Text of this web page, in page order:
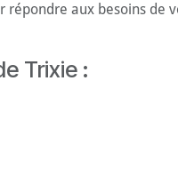
répondre aux besoins
Trixie :